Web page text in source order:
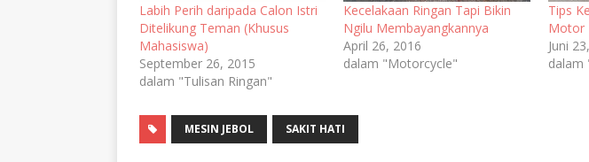
Labih Perih daripada Calon Istri
Ditelikung Teman (Khusus
Mahasiswa)
September 26, 2015
dalam "Tulisan Ringan"
Kecelakaan Ringan Tapi Bikin
Ngilu Membayangkannya
April 26, 2016
dalam "Motorcycle"
Tips
Motor
Juni
dalam
MESIN JEBOL SAKIT HATI